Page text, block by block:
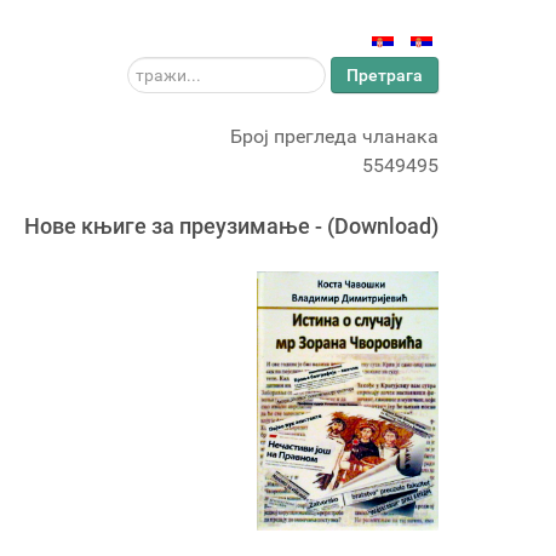
тражи... Претрага
Број прегледа чланака
5549495
Новe књигe за преузимање - (Download)